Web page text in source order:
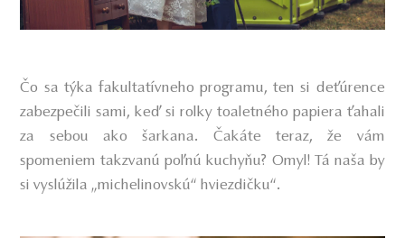
Čo sa týka fakultatívneho programu, ten si deťúrence
zabezpečili sami, keď si rolky toaletného papiera ťahali
za sebou ako šarkana. Čakáte teraz, že vám
spomeniem takzvanú poľnú kuchyňu? Omyl! Tá naša by
si vyslúžila „michelinovskú“ hviezdičku“.